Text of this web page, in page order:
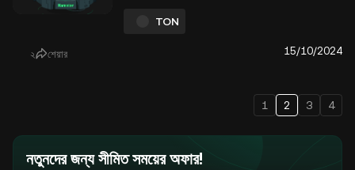
সেপ্টেম্বর KuCoin সহ CEXs-এ চালু হয়েছে। লেখার
সময় $HMSTR এখন $0.004441 এ ট্রেড করছে।
এখন গেমটি এর Interlude Season-এ রয়েছে, এবং
Hamster Kombat প্লেয়ার হিসাবে আপনা...
TON
২ শেয়ার 15/10/2024
1 2 3 4
নতুনদের জন্য সীমিত সময়ের অফার!